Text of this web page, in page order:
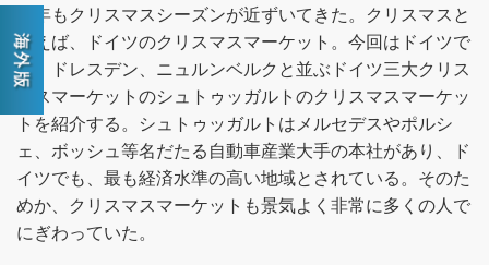
今年もクリスマスシーズンが近ずいてきた。クリスマスと
いえば、ドイツのクリスマスマーケット。今回はドイツで
も、ドレスデン、ニュルンベルクと並ぶドイツ三大クリス
マスマーケットのシュトゥッガルトのクリスマスマーケッ
トを紹介する。シュトゥッガルトはメルセデスやポルシ
ェ、ボッシュ等名だたる自動車産業大手の本社があり、ド
イツでも、最も経済水準の高い地域とされている。そのた
めか、クリスマスマーケットも景気よく非常に多くの人で
にぎわっていた。